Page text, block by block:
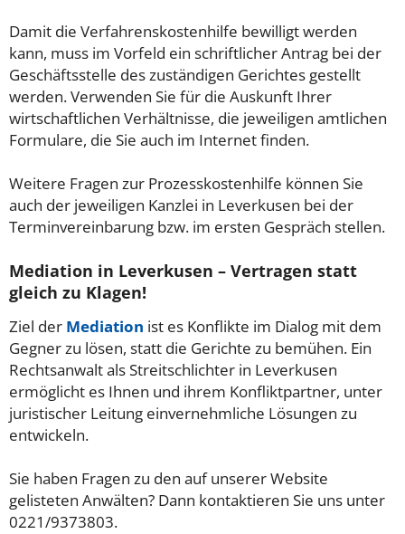
Damit die Verfahrenskostenhilfe bewilligt werden
kann, muss im Vorfeld ein schriftlicher Antrag bei der
Geschäftsstelle des zuständigen Gerichtes gestellt
werden. Verwenden Sie für die Auskunft Ihrer
wirtschaftlichen Verhältnisse, die jeweiligen amtlichen
Formulare, die Sie auch im Internet finden.
Weitere Fragen zur Prozesskostenhilfe können Sie
auch der jeweiligen Kanzlei in Leverkusen bei der
Terminvereinbarung bzw. im ersten Gespräch stellen.
Mediation in Leverkusen – Vertragen statt
gleich zu Klagen!
Ziel der Mediation ist es Konflikte im Dialog mit dem
Gegner zu lösen, statt die Gerichte zu bemühen. Ein
Rechtsanwalt als Streitschlichter in Leverkusen
ermöglicht es Ihnen und ihrem Konfliktpartner, unter
juristischer Leitung einvernehmliche Lösungen zu
entwickeln.
Sie haben Fragen zu den auf unserer Website
gelisteten Anwälten? Dann kontaktieren Sie uns unter
0221/9373803.